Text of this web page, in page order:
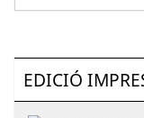
EDICIÓ